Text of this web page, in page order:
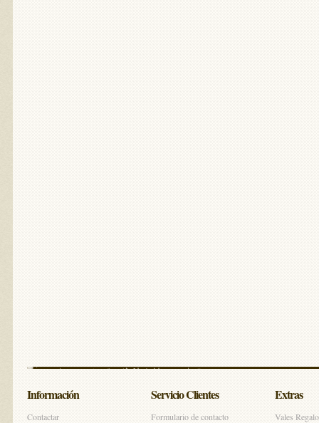
Información
Contactar
Servicio Clientes
Formulario de contacto
Extras
Vales Regalo